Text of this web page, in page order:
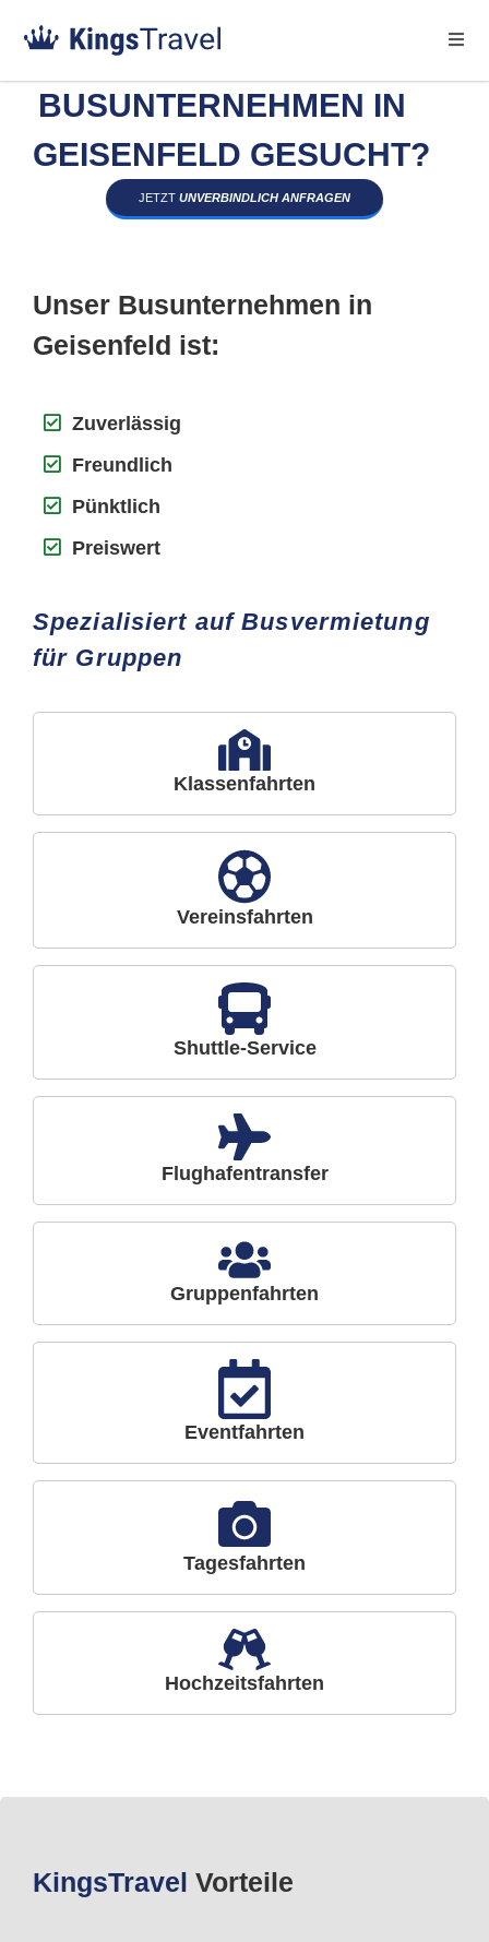
BUSUNTERNEHMEN IN
GEISENFELD GESUCHT?
JETZT UNVERBINDLICH ANFRAGEN
Unser Busunternehmen in
Geisenfeld ist:
Zuverlässig
Freundlich
Pünktlich
Preiswert
Spezialisiert auf Busvermietung
für Gruppen
Klassenfahrten
Vereinsfahrten
Shuttle-Service
Flughafentransfer
Gruppenfahrten
Eventfahrten
Tagesfahrten
Hochzeitsfahrten
KingsTravel Vorteile